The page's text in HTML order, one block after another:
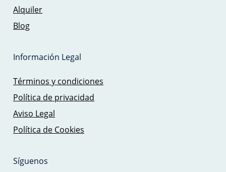
Alquiler
Blog
Información Legal
Términos y condiciones
Política de privacidad
Aviso Legal
Política de Cookies
Síguenos